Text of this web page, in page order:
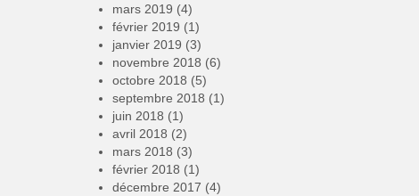
mars 2019 (4)
février 2019 (1)
janvier 2019 (3)
novembre 2018 (6)
octobre 2018 (5)
septembre 2018 (1)
juin 2018 (1)
avril 2018 (2)
mars 2018 (3)
février 2018 (1)
décembre 2017 (4)